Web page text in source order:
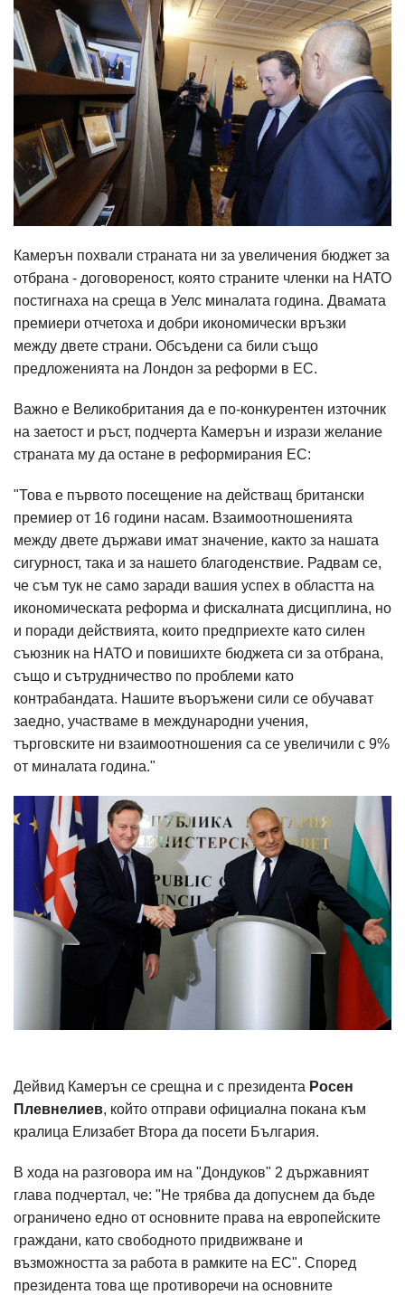
Камерън похвали страната ни за увеличения бюджет за
отбрана - договореност, която страните членки на НАТО
постигнаха на среща в Уелс миналата година. Двамата
премиери отчетоха и добри икономически връзки
между двете страни. Обсъдени са били също
предложенията на Лондон за реформи в ЕС.
Важно е Великобритания да е по-конкурентен източник
на заетост и ръст, подчерта Камерън и изрази желание
страната му да остане в реформирания ЕС:
"Това е първото посещение на действащ британски
премиер от 16 години насам. Взаимоотношенията
между двете държави имат значение, както за нашата
сигурност, така и за нашето благоденствие. Радвам се,
че съм тук не само заради вашия успех в областта на
икономическата реформа и фискалната дисциплина, но
и поради действията, които предприехте като силен
съюзник на НАТО и повишихте бюджета си за отбрана,
също и сътрудничество по проблеми като
контрабандата. Нашите въоръжени сили се обучават
заедно, участваме в международни учения,
търговските ни взаимоотношения са се увеличили с 9%
от миналата година."
Дейвид Камерън се срещна и с президента Росен
Плевнелиев, който отправи официална покана към
кралица Елизабет Втора да посети България.
В хода на разговора им на "Дондуков" 2 държавният
глава подчертал, че: "Не трябва да допуснем да бъде
ограничено едно от основните права на европейските
граждани, като свободното придвижване и
възможността за работа в рамките на ЕС". Според
президента това ще противоречи на основните